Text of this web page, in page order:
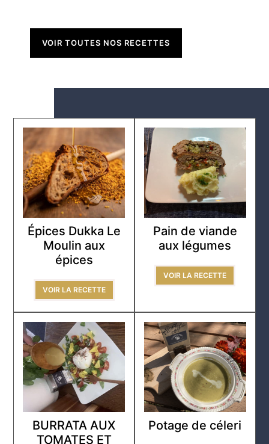
VOIR TOUTES NOS RECETTES
Épices Dukka Le
Moulin aux
épices
VOIR LA RECETTE
Pain de viande
aux légumes
VOIR LA RECETTE
BURRATA AUX
TOMATES ET
Potage de céleri